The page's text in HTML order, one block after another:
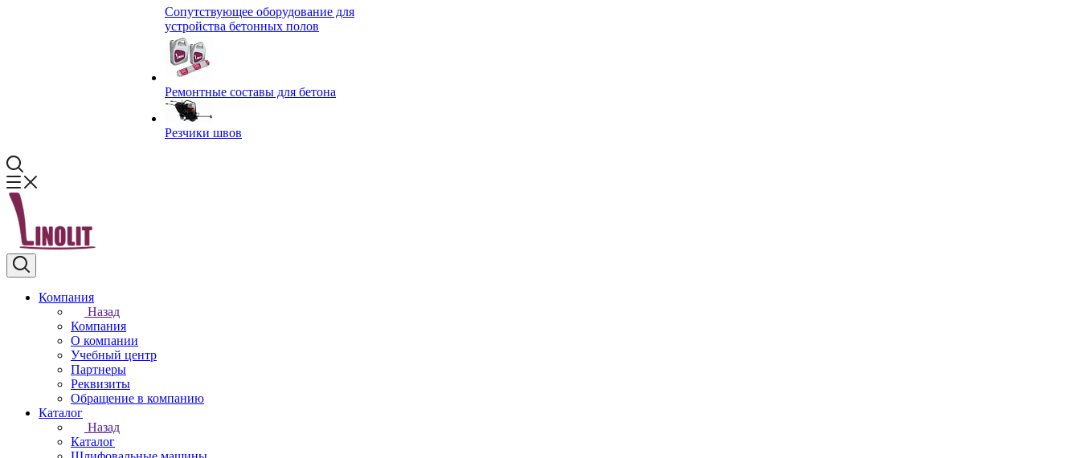
Сопутствующее оборудование для
устройства бетонных полов
Ремонтные составы для бетона
Резчики швов
Компания
Назад
Компания
О компании
Учебный центр
Партнеры
Реквизиты
Обращение в компанию
Каталог
Назад
Каталог